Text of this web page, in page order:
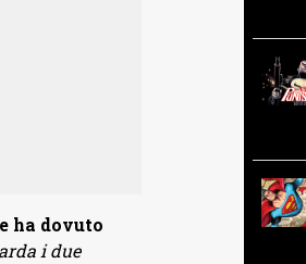
ha dovuto
i due